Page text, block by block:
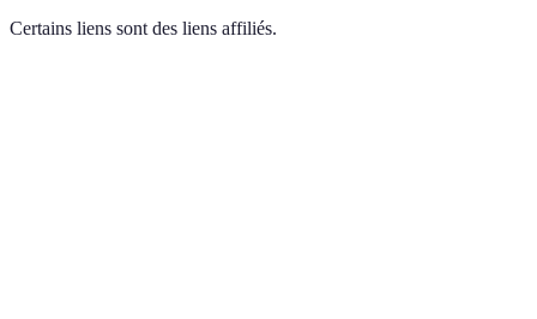
Certains liens sont des liens affiliés.